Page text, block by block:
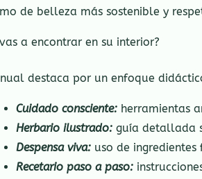
de belleza más sostenible y
a encontrar en su interior?
destaca por un enfoque
Cuidado consciente: herramientas
Herbario ilustrado: guía detallada
Despensa viva: uso de
Recetario paso a paso: